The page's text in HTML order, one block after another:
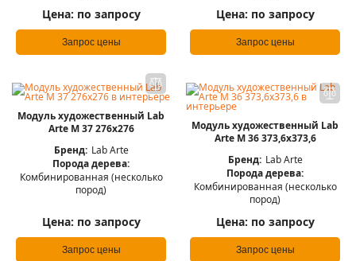
Цена: по запросу
Запрос цены
Цена: по запросу
Запрос цены
Модуль художественный Lab
Arte М 37 276х276
Бренд: Lab Arte
Порода дерева:
Комбинированная (несколько
пород)
Цена: по запросу
Запрос цены
Модуль художественный Lab
Arte М 36 373,6х373,6
Бренд: Lab Arte
Порода дерева:
Комбинированная (несколько
пород)
Цена: по запросу
Запрос цены